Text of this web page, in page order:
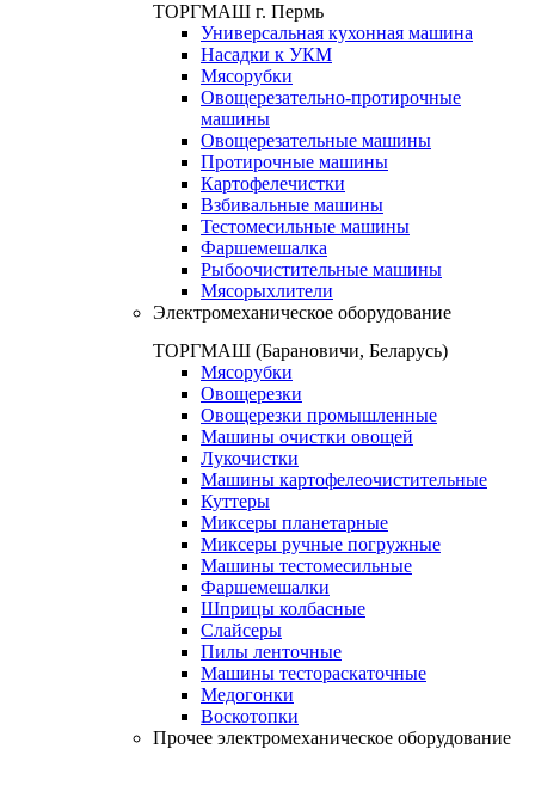
ТОРГМАШ г. Пермь
Универсальная кухонная машина
Насадки к УКМ
Мясорубки
Овощерезательно-протирочные
машины
Овощерезательные машины
Протирочные машины
Картофелечистки
Взбивальные машины
Тестомесильные машины
Фаршемешалка
Рыбоочистительные машины
Мясорыхлители
Электромеханическое оборудование
ТОРГМАШ (Барановичи, Беларусь)
Мясорубки
Овощерезки
Овощерезки промышленные
Машины очистки овощей
Лукочистки
Машины картофелеочистительные
Куттеры
Миксеры планетарные
Миксеры ручные погружные
Машины тестомесильные
Фаршемешалки
Шприцы колбасные
Слайсеры
Пилы ленточные
Машины тестораскаточные
Медогонки
Воскотопки
Прочее электромеханическое оборудование